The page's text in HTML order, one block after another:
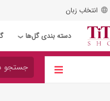
انتخاب زبان
دسته بندی گل‌ها ❯